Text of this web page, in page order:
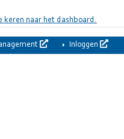
keren naar het dashboard.
Inloggen